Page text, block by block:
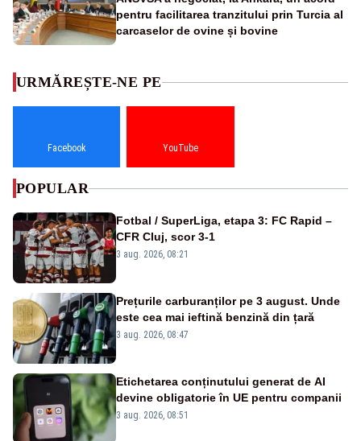
pentru facilitarea tranzitului prin Turcia al
carcaselor de ovine și bovine
URMĂREȘTE-NE PE
Facebook YouTube
POPULAR
Fotbal / SuperLiga, etapa 3: FC Rapid –
CFR Cluj, scor 3-1
3 aug. 2026, 08:21
Prețurile carburanților pe 3 august. Unde
este cea mai ieftină benzină din țară
3 aug. 2026, 08:47
Etichetarea conținutului generat de AI
devine obligatorie în UE pentru companii
3 aug. 2026, 08:51